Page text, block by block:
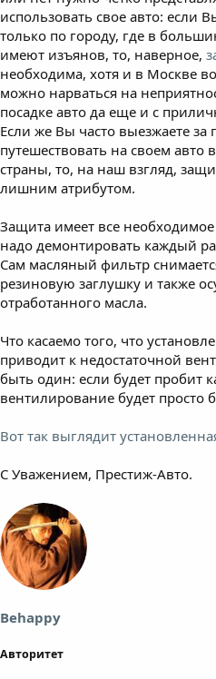
использовать свое авто: если
только по городу, где в
имеют изъянов, то, наверное,
необходима, хотя и в Москве
можно нарваться на
посадке авто да еще и с
Если же Вы часто выезжаете за
путешествовать на своем
страны, то, на наш взгляд,
лишним атрибутом.
Защита имеет все
надо демонтировать каждый
Сам масляный фильтр
резиновую заглушку и также
отработанного масла.
Что касаемо того, что
приводит к недостаточной
быть один: если будет пробит
вентилирование будет просто
Вот так выглядит
С Уважением, Престиж-Авто.
Behappy
Авторитет